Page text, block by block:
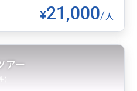
¥21,000/人
アー
)